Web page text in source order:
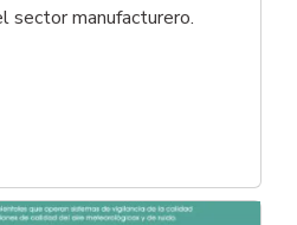
sector manufacturero.